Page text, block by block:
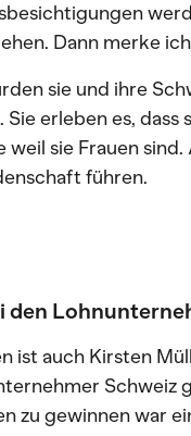
Dann merke
sie und ihre
erleben es,
sie Frauen
führen.
den
ist auch Kirsten
Schweiz
zu gewinnen war